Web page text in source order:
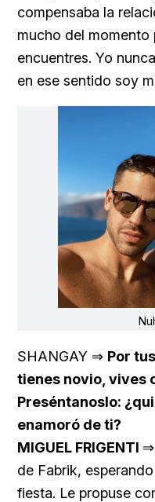
compensaba la
mucho del momento
encuentres. Yo
en ese sentido soy
SHANGAY ⇒ Por
tienes novio, vives
Preséntanoslo:
enamoró de ti?
MIGUEL FRIGENTI ⇒
de Fabrik,
fiesta. Le propuse